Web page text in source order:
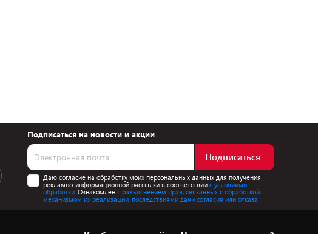
Подписаться на новости и акции
Подписаться
Даю согласие на обработку моих персональных данных для получения
рекламно-информационной рассылки в соответствиис условиями
обработки. Ознакомлен с разъяснением прав, связанных с обработкой,
механизмом их реализации, последствиями дачи согласия или отказа.